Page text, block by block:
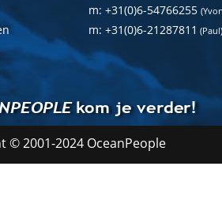
m: +31(0)6-54766255
m: +31(0)6-21287811 (Paul)
kom je verder!
© 2001-2024 OceanPeople